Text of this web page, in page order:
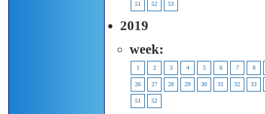
51 52 53
2019
week:
1 2 3 4 5 6 7 8
26 27 28 29 30 31 32 33
51 52